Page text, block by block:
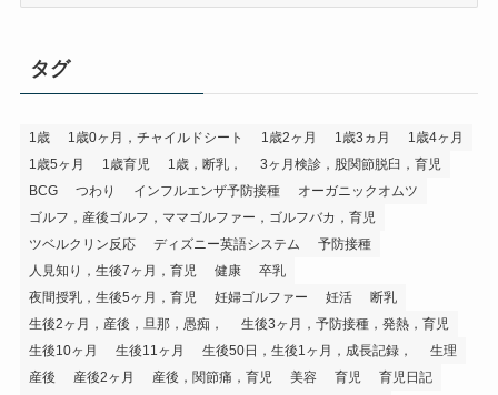
タグ
1歳 1歳0ヶ月，チャイルドシート 1歳2ヶ月 1歳3ヵ月
1歳4ヶ月
1歳5ヶ月
1歳育児 1歳，断乳，
3ヶ月検診，股関節脱臼，育児
BCG
つわり インフルエンザ予防接種
オーガニックオムツ
ゴルフ，産後ゴルフ，ママゴルファー，ゴルフバカ，育児
ツベルクリン反応
ディズニー英語システム
予防接種
人見知り，生後7ヶ月，育児
健康
卒乳
夜間授乳，生後5ヶ月，育児
妊婦ゴルファー 妊活
断乳
生後2ヶ月，産後，旦那，愚痴，
生後3ヶ月，予防接種，発熱，育児
生後10ヶ月
生後11ヶ月 生後50日，生後1ヶ月，成長記録，
生理
産後
産後2ヶ月 産後，関節痛，育児 美容 育児 育児日記